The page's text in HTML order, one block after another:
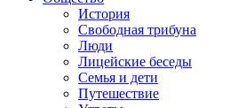
История
Свободная трибуна
Люди
Лицейские беседы
Семья и дети
Путешествие